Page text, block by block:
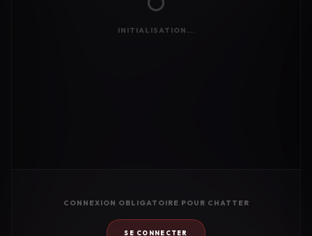
INITIALISATION...
CONNEXION OBLIGATOIRE POUR CHATTER
SE CONNECTER